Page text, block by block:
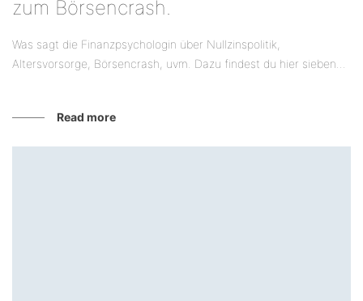
zum Börsencrash.
Was sagt die Finanzpsychologin über Nullzinspolitik,
Altersvorsorge, Börsencrash, uvm. Dazu findest du hier sieben...
Read more